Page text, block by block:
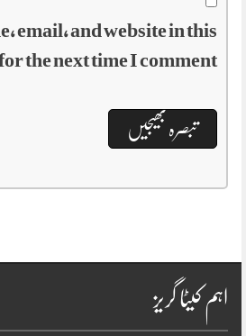
email, and website in this
the next time I comment.
اہم کیٹا گریز